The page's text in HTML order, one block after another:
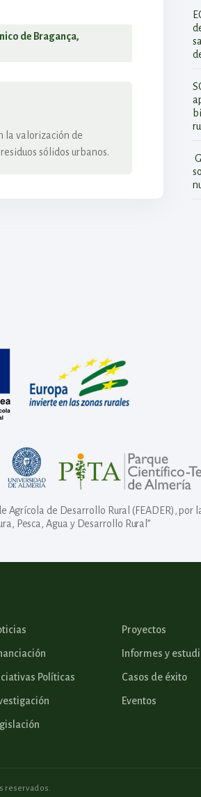
de Bragança,
la valorización de
sólidos urbanos.
Agrícola de Desarrollo Rural (FEADER), por
Pesca, Agua y Desarrollo Rural”
Políticas
Proyectos
Informes y
Casos de éxito
Eventos
reservados.